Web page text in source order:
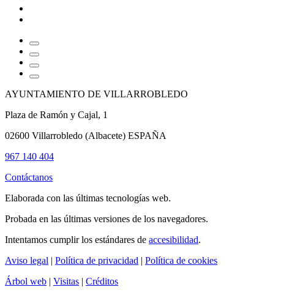
AYUNTAMIENTO DE VILLARROBLEDO
Plaza de Ramón y Cajal, 1
02600 Villarrobledo (Albacete) ESPAÑA
967 140 404
Contáctanos
Elaborada con las últimas tecnologías web.
Probada en las últimas versiones de los navegadores.
Intentamos cumplir los estándares de accesibilidad.
Aviso legal | Política de privacidad | Política de cookies
Árbol web | Visitas | Créditos